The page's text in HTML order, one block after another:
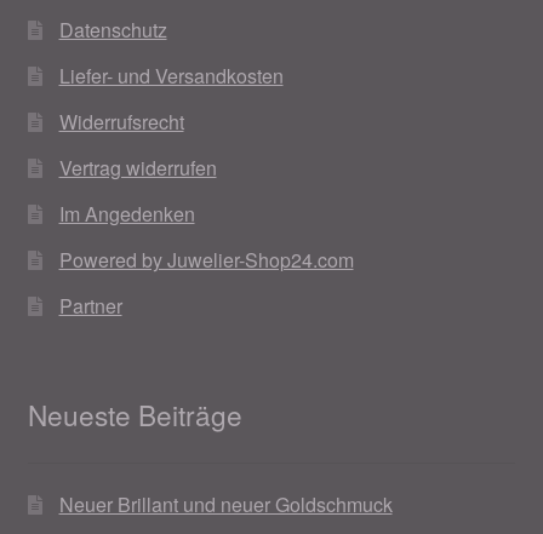
Datenschutz
Liefer- und Versandkosten
Widerrufsrecht
Vertrag widerrufen
Im Angedenken
Powered by Juwelier-Shop24.com
Partner
Neueste Beiträge
Neuer Brillant und neuer Goldschmuck